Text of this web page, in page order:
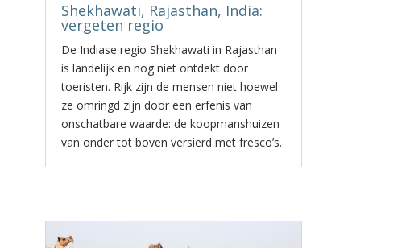
Shekhawati, Rajasthan, India:
vergeten regio
De Indiase regio Shekhawati in Rajasthan
is landelijk en nog niet ontdekt door
toeristen. Rijk zijn de mensen niet hoewel
ze omringd zijn door een erfenis van
onschatbare waarde: de koopmanshuizen
van onder tot boven versierd met fresco’s.